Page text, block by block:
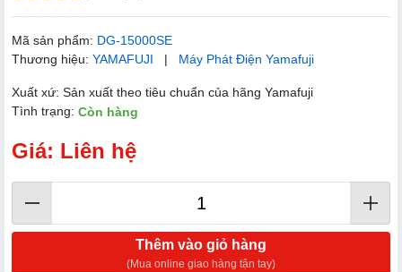
Mã sản phẩm: DG-15000SE
Thương hiệu: YAMAFUJI | Máy Phát Điện Yamafuji
Xuất xứ: Sản xuất theo tiêu chuẩn của hãng Yamafuji
Tình trạng: Còn hàng
Giá: Liên hệ
Thêm vào giỏ hàng
(Mua online giao hàng tận tay)